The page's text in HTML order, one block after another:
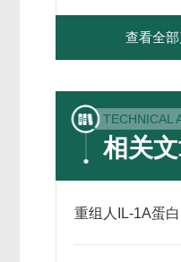
查看全
TECHNICAL
相关